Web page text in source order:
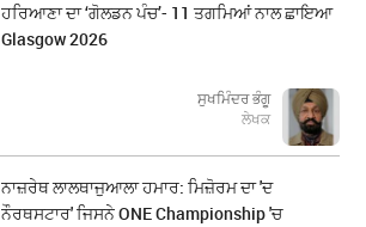
ਹਰਿਆਣਾ ਦਾ ‘ਗੋਲਡਨ ਪੰਚ’- 11 ਤਗਮਿਆਂ ਨਾਲ ਛਾਇਆ
Glasgow 2026
ਸੁਖਮਿੰਦਰ ਭੰਗੂ
ਲੇਖਕ
ਨਾਜ਼ਰੇਥ ਲਾਲਥਾਜੁਆਲਾ ਹਮਾਰ: ਮਿਜ਼ੋਰਮ ਦਾ 'ਦ
ਨੌਰਥਸਟਾਰ' ਜਿਸਨੇ ONE Championship 'ਚ